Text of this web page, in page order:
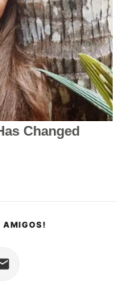
AMIGOS!